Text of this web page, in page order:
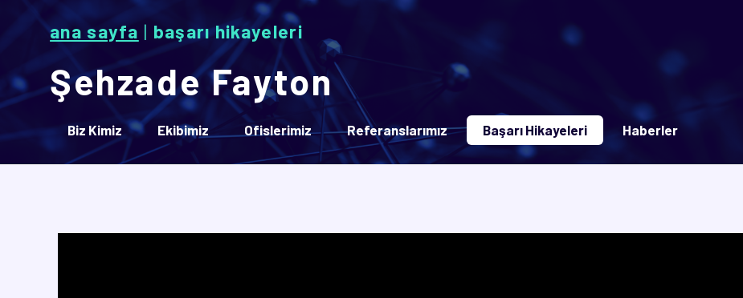
ana sayfa | başari hi̇kayeleri̇
Şehzade Fayton
Biz Kimiz Ekibimiz Ofislerimiz Referanslarımız Başarı Hikayeleri Haberler